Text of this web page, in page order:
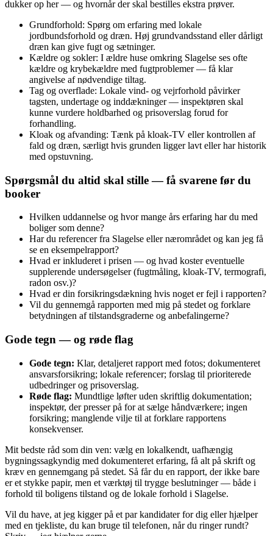
dukker op her — og hvornår der skal bestilles ekstra prøver.
Grundforhold: Spørg om erfaring med lokale
jordbundsforhold og dræn. Høj grundvandsstand eller dårligt
dræn kan give fugt og sætninger.
Kældre og sokler: I ældre huse omkring Slagelse ses ofte
kældre og krybekældre med fugtproblemer — få klar
angivelse af nødvendige tiltag.
Tag og overflade: Lokale vind- og vejrforhold påvirker
tagsten, undertage og inddækninger — inspektøren skal
kunne vurdere holdbarhed og prisoverslag forud for
forhandling.
Kloak og afvanding: Tænk på kloak-TV eller kontrollen af
fald og dræn, særligt hvis grunden ligger lavt eller har historik
med opstuvning.
Spørgsmål du altid skal stille — få svarene før du
booker
Hvilken uddannelse og hvor mange års erfaring har du med
boliger som denne?
Har du referencer fra Slagelse eller nærområdet og kan jeg få
se en eksempelrapport?
Hvad er inkluderet i prisen — og hvad koster eventuelle
supplerende undersøgelser (fugtmåling, kloak-TV, termografi,
radon osv.)?
Hvad er din forsikringsdækning hvis noget er fejl i rapporten?
Vil du gennemgå rapporten med mig på stedet og forklare
betydningen af tilstandsgraderne og anbefalingerne?
Gode tegn — og røde flag
Gode tegn: Klar, detaljeret rapport med fotos; dokumenteret
ansvarsforsikring; lokale referencer; forslag til prioriterede
udbedringer og prisoverslag.
Røde flag: Mundtlige løfter uden skriftlig dokumentation;
inspektør, der presser på for at sælge håndværkere; ingen
forsikring; manglende vilje til at forklare rapportens
konsekvenser.
Mit bedste råd som din ven: vælg en lokalkendt, uafhængig
bygningssagkyndig med dokumenteret erfaring, få alt på skrift og
kræv en gennemgang på stedet. Så får du en rapport, der ikke bare
er et stykke papir, men et værktøj til trygge beslutninger — både i
forhold til boligens tilstand og de lokale forhold i Slagelse.
Vil du have, at jeg kigger på et par kandidater for dig eller hjælper
med en tjekliste, du kan bruge til telefonen, når du ringer rundt?